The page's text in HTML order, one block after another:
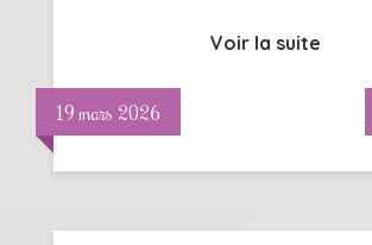
Voir la suite
19 mars 2026